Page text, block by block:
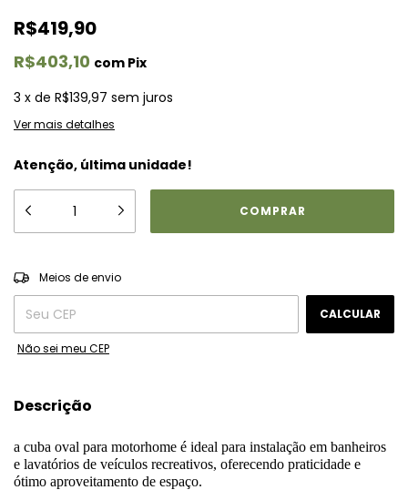
R$419,90
R$403,10 com Pix
3 x de R$139,97 sem juros
Ver mais detalhes
Atenção, última unidade!
Entregas para o CEP:
Meios de envio
CALCULAR
Não sei meu CEP
Descrição
a cuba oval para motorhome é ideal para instalação em banheiros
e lavatórios de veículos recreativos, oferecendo praticidade e
ótimo aproveitamento de espaço.